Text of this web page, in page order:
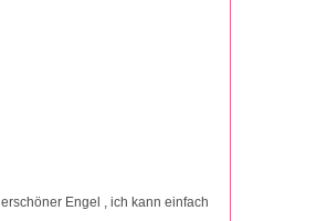
Engel , ich kann einfach